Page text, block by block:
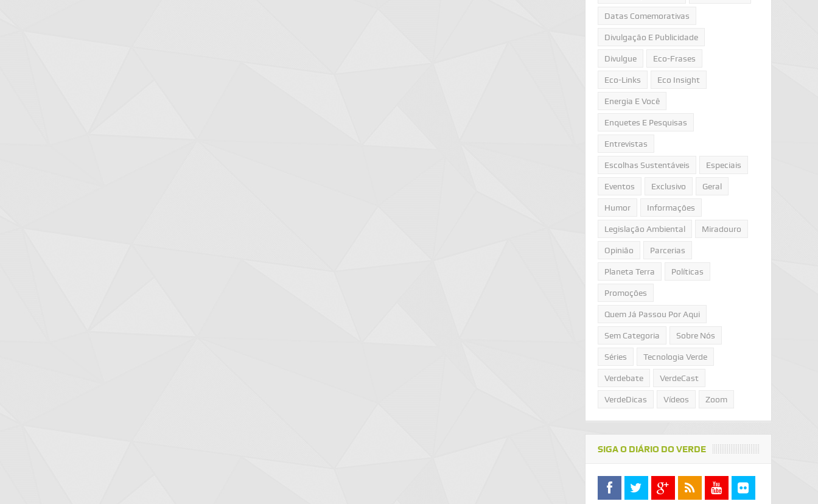
Datas Comemorativas
Divulgação E Publicidade
Divulgue Eco-Frases
Eco-Links Eco Insight
Energia E Você
Enquetes E Pesquisas
Entrevistas
Escolhas Sustentáveis Especiais
Eventos Exclusivo Geral
Humor Informações
Legislação Ambiental Miradouro
Opinião Parcerias
Planeta Terra Políticas
Promoções
Quem Já Passou Por Aqui
Sem Categoria Sobre Nós
Séries Tecnologia Verde
Verdebate VerdeCast
VerdeDicas Vídeos Zoom
SIGA O DIÁRIO DO VERDE